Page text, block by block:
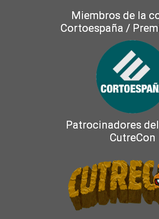
Miembros de la
Cortoespaña /
Patrocinadores
CutreCon